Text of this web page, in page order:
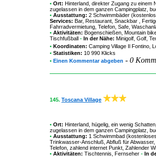
• Ort: Hinterland, direkter Zugang zu einem
zugelassen in dem ganzen Campingplatz,
• Ausstattung: 2 Schwimmbäder
Services: Bar, Restaurant, Snackbar ,
Fahrradvermietung, Telefon, Safe,
• Aktivitäten: Bogenschießen, Mountain
Tischfußball - In der Nähe: Minigolf, Golf,
• Koordinaten: Camping Village Il Fontino ,
• Statistiken: 10 990 Klicks
• Einen Kommentar abgeben - 0
145. Toscana Village
• Ort: Hinterland, hügelig, ein wenig
zugelassen in dem ganzen Campingplatz,
• Ausstattung: 1 Schwimmbad
Trinkwasser-Anschluß, Abfluß für
Telefon, zahlend internet Punkt, Zahlender
• Aktivitäten: Tischtennis, Fernseher - In